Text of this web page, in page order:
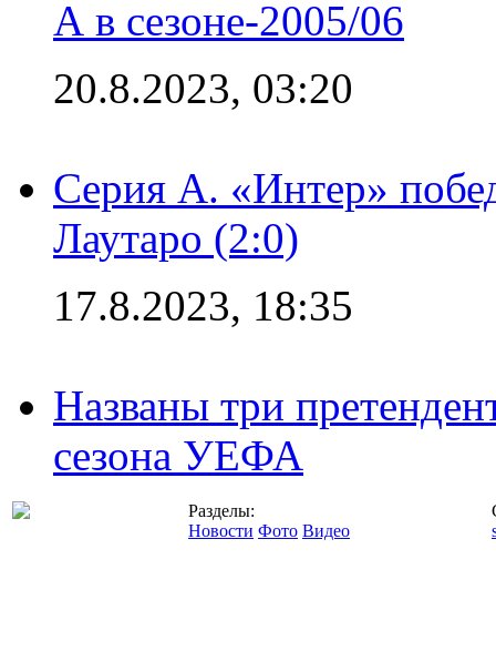
А в сезоне-2005/06
20.8.2023, 03:20
Серия А. «Интер»
Лаутаро (2:0)
17.8.2023, 18:35
Названы три
сезона УЕФА
Разделы:
Новости Фото Видео